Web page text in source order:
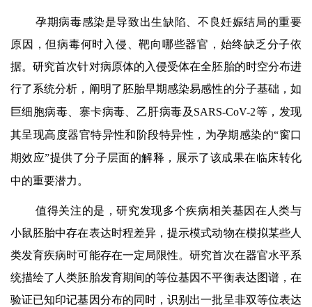
孕期病毒感染是导致出生缺陷、不良妊娠结局的重要
原因，但病毒何时入侵、靶向哪些器官，始终缺乏分子依
据。研究首次针对病原体的入侵受体在全胚胎的时空分布进
行了系统分析，阐明了胚胎早期感染易感性的分子基础， 如
巨细胞病毒、寨卡病毒、乙肝病毒及 SARS-CoV-2等，发现
其呈现高度器官特异性和阶段特异性， 为孕期感染的“窗口
期效应”提供了分子层面的解释，展示了该成果在临床转化
中的重要潜力。
值得关注的是，研究发现多个疾病相关基因在人类与
小鼠胚胎中存在表达时程差异，提示模式动物在模拟某些人
类发育疾病时可能存在一定局限性。研究首次在器官水平系
统描绘了人类胚胎发育期间的等位基因不平衡表达图谱，在
验证已知印记基因分布的同时，识别出一批呈非双等位表达